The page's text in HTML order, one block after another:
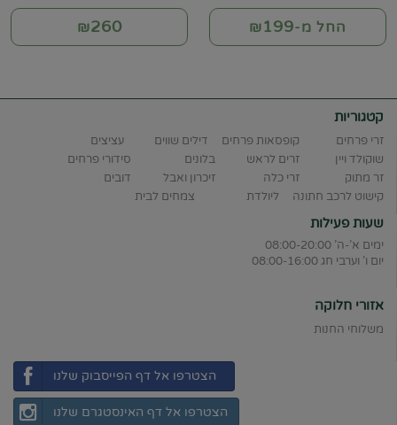
החל מ-₪199
₪260
קטגוריות
זרי פרחים קופסאות פרחים דילים שווים
עציצים
שוקולד ויין
זרים לראש בלונים
סידורי פרחים
זר מתוק
זרי כלה זיכרון ואבל
דובים
קישוט לרכב חתונה
ליולדת צמחים לבית
שעות פעילות
ימים א'-ה' 08:00-20:00
יום ו' וערבי חג 08:00-16:00
אזורי חלוקה
משלוחי החנות
הצטרפו אל דף הפייסבוק שלנו
הצטרפו אל דף האינסטגרם שלנו